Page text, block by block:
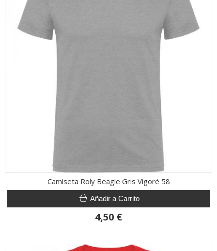
Camiseta Roly Beagle Gris Vigoré 58
Añadir a Carrito
4,50 €